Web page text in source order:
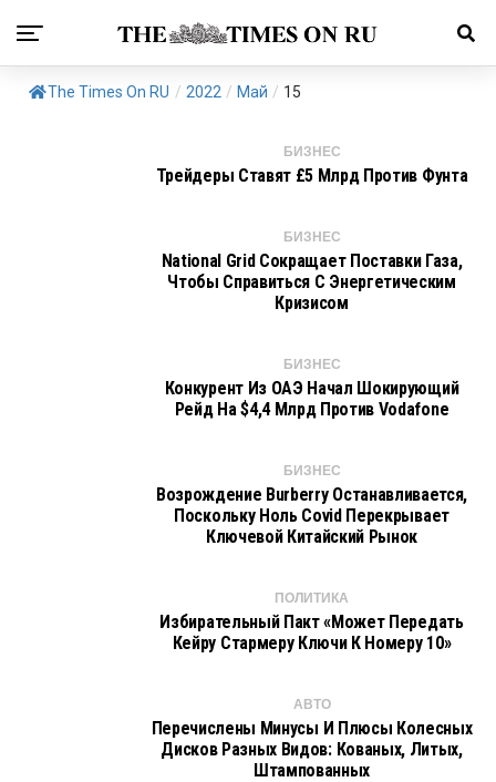
The Times On RU / 2022 / Май / 15
БИЗНЕС
Трейдеры Ставят £5 Млрд Против Фунта
БИЗНЕС
National Grid Сокращает Поставки Газа,
Чтобы Справиться С Энергетическим
Кризисом
БИЗНЕС
Конкурент Из ОАЭ Начал Шокирующий
Рейд На $4,4 Млрд Против Vodafone
БИЗНЕС
Возрождение Burberry Останавливается,
Поскольку Ноль Covid Перекрывает
Ключевой Китайский Рынок
ПОЛИТИКА
Избирательный Пакт «может Передать
Кейру Стармеру Ключи К Номеру 10»
АВТО
Перечислены Минусы И Плюсы Колесных
Дисков Разных Видов: Кованых, Литых,
Штампованных